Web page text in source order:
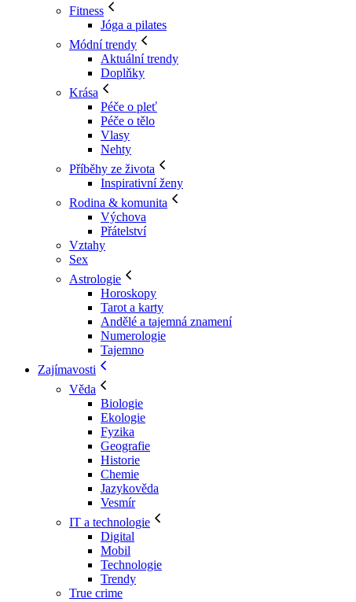
Fitness
Jóga a pilates
Módní trendy
Aktuální trendy
Doplňky
Krása
Péče o pleť
Péče o tělo
Vlasy
Nehty
Příběhy ze života
Inspirativní ženy
Rodina & komunita
Výchova
Přátelství
Vztahy
Sex
Astrologie
Horoskopy
Tarot a karty
Andělé a tajemná znamení
Numerologie
Tajemno
Zajímavosti
Věda
Biologie
Ekologie
Fyzika
Geografie
Historie
Chemie
Jazykověda
Vesmír
IT a technologie
Digital
Mobil
Technologie
Trendy
True crime